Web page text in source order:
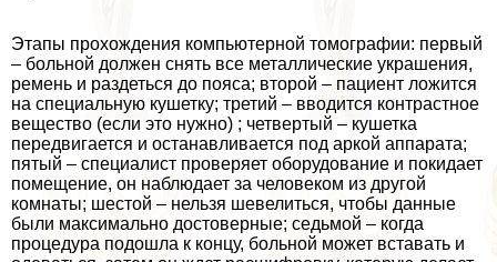
Этапы прохождения компьютерной томографии: первый
– больной должен снять все металлические украшения,
ремень и раздеться до пояса; второй – пациент ложится
на специальную кушетку; третий – вводится контрастное
вещество (если это нужно) ; четвертый – кушетка
передвигается и останавливается под аркой аппарата;
пятый – специалист проверяет оборудование и покидает
помещение, он наблюдает за человеком из другой
комнаты; шестой – нельзя шевелиться, чтобы данные
были максимально достоверные; седьмой – когда
процедypa подошла к концу, больной может вставать и